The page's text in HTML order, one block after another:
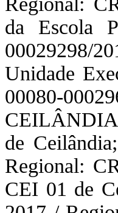
da Escola
00029298/
Unidade
00080-
de
Regional:
CEI 01 de